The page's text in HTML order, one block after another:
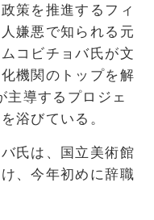
策を推進するフィ
嫌悪で知られる元
コビチョバ氏が文
機関のトップを解
主導するプロジェ
浴びている。
氏は、国立美術館
、今年初めに辞職